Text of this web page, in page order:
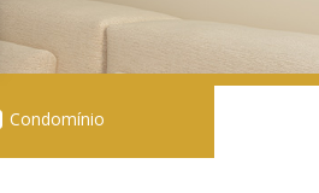
Condomínio